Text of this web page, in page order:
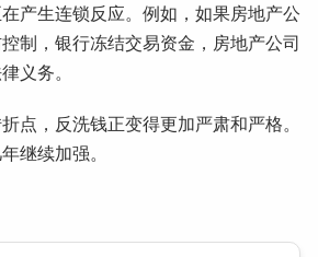
产生连锁反应。例如，如果房地产公
制，银行冻结交易资金，房地产公司
义务。
点，反洗钱正变得更加严肃和严格。
继续加强。